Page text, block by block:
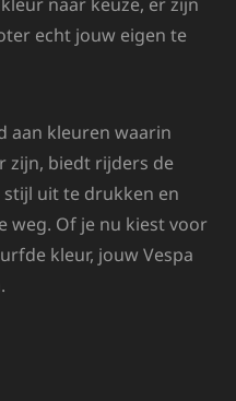
echt jouw eigen te
aan kleuren waarin
zijn, biedt rijders de
uit te drukken en
weg. Of je nu kiest voor
kleur, jouw Vespa